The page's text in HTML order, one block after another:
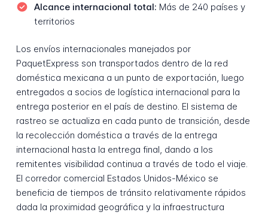
Alcance internacional total: Más de 240 países y
territorios
Los envíos internacionales manejados por
PaquetExpress son transportados dentro de la red
doméstica mexicana a un punto de exportación, luego
entregados a socios de logística internacional para la
entrega posterior en el país de destino. El sistema de
rastreo se actualiza en cada punto de transición, desde
la recolección doméstica a través de la entrega
internacional hasta la entrega final, dando a los
remitentes visibilidad continua a través de todo el viaje.
El corredor comercial Estados Unidos-México se
beneficia de tiempos de tránsito relativamente rápidos
dada la proximidad geográfica y la infraestructura